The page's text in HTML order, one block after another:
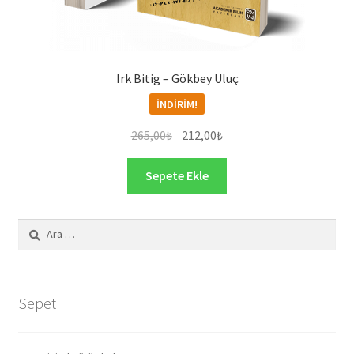
Irk Bitig – Gökbey Uluç
İNDIRIM!
265,00₺ Orijinal
fiyat:
265,00₺.
212,00₺Şu
andaki
212,00₺.
Sepete Ekle
Arama:
Sepet